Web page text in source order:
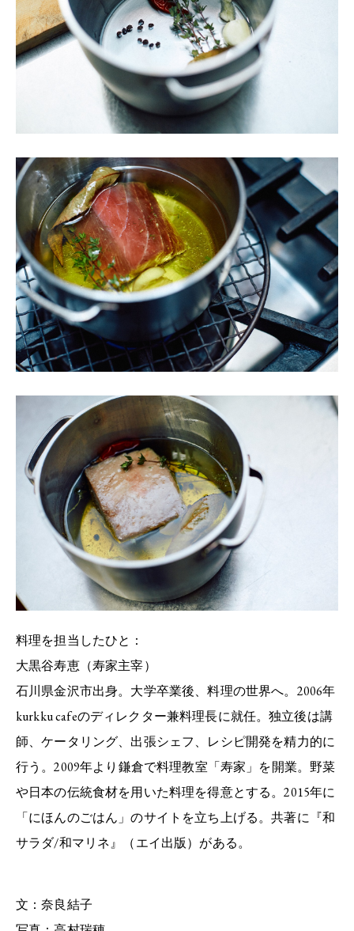
料理を担当したひと：
大黒谷寿恵（寿家主宰）
石川県金沢市出身。大学卒業後、料理の世界へ。2006年
kurkku cafeのディレクター兼料理長に就任。独立後は講
師、ケータリング、出張シェフ、レシピ開発を精力的に
行う。2009年より鎌倉で料理教室「寿家」を開業。野菜
や日本の伝統食材を用いた料理を得意とする。2015年に
「にほんのごはん」のサイトを立ち上げる。共著に『和
サラダ/和マリネ』（エイ出版）がある。
文：奈良結子